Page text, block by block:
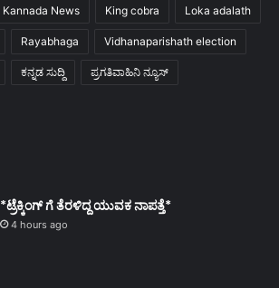
Kannada News King cobra Loka adalath
Rayabhaga Vidhanaparishath election
ಕನ್ನಡ ಸುದ್ದಿ ಪ್ರಗತಿವಾಹಿನಿ ನ್ಯೂಸ್
*ಟ್ರೆಕ್ಕಿಂಗ್ ಗೆ ತೆರಳಿದ್ದ ಯುವಕ ನಾಪತ್ತೆ*
4 hours ago